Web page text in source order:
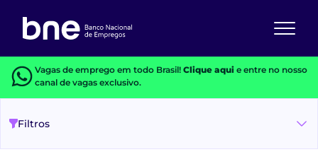
Vagas de emprego em todo Brasil! Clique aquie entre no nosso
canal de vagas exclusivo.
Filtros